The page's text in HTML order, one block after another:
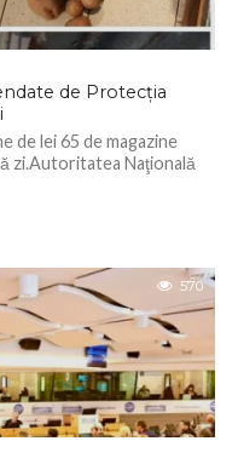
de Protecția
de lei 65 de magazine
zi.Autoritatea Naţională
570